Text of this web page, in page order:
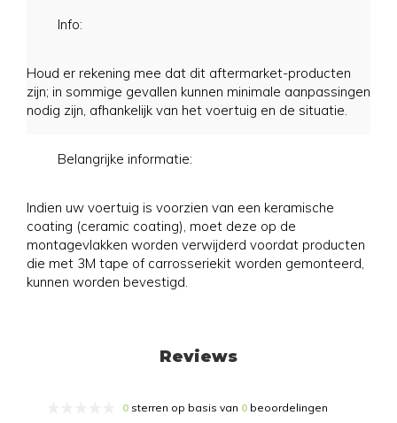
Info:
Houd er rekening mee dat dit aftermarket-producten
zijn; in sommige gevallen kunnen minimale aanpassingen
nodig zijn, afhankelijk van het voertuig en de situatie.
Belangrijke informatie:
Indien uw voertuig is voorzien van een keramische
coating (ceramic coating), moet deze op de
montagevlakken worden verwijderd voordat producten
die met 3M tape of carrosseriekit worden gemonteerd,
kunnen worden bevestigd.
Reviews
0 sterren op basis van 0 beoordelingen